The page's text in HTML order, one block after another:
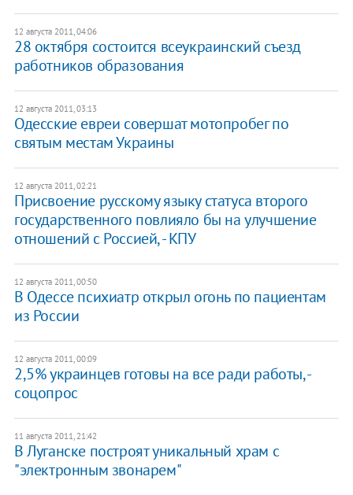
12 августа 2011, 04:06
28 октября состоится всеукраинский съезд
работников образования
12 августа 2011, 03:13
Одесские евреи совершат мотопробег по
святым местам Украины
12 августа 2011, 02:21
Присвоение русскому языку статуса второго
государственного повлияло бы на улучшение
отношений с Россией, - КПУ
12 августа 2011, 00:50
В Одессе психиатр открыл огонь по пациентам
из России
12 августа 2011, 00:09
​2,5% украинцев готовы на все ради работы, -
соцопрос
11 августа 2011, 21:42
В Луганске построят уникальный храм с
"электронным звонарем"